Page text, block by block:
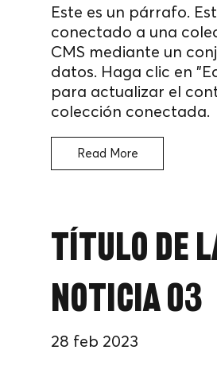
Este es un párrafo.
conectado a una
CMS mediante un
datos. Haga clic en
para actualizar el
colección conectada.
Read More
Título de
noticia 03
28 feb 2023